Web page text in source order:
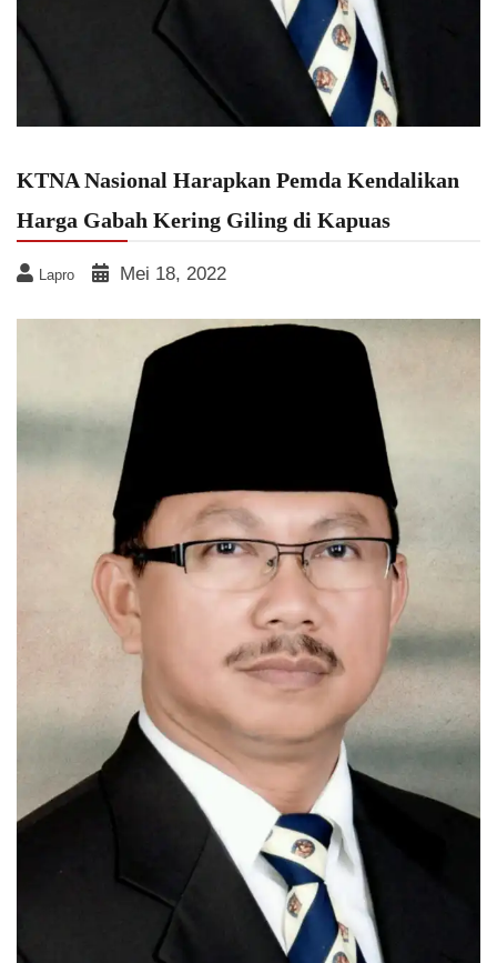
KTNA Nasional Harapkan Pemda Kendalikan
Harga Gabah Kering Giling di Kapuas
Lapro Mei 18, 2022